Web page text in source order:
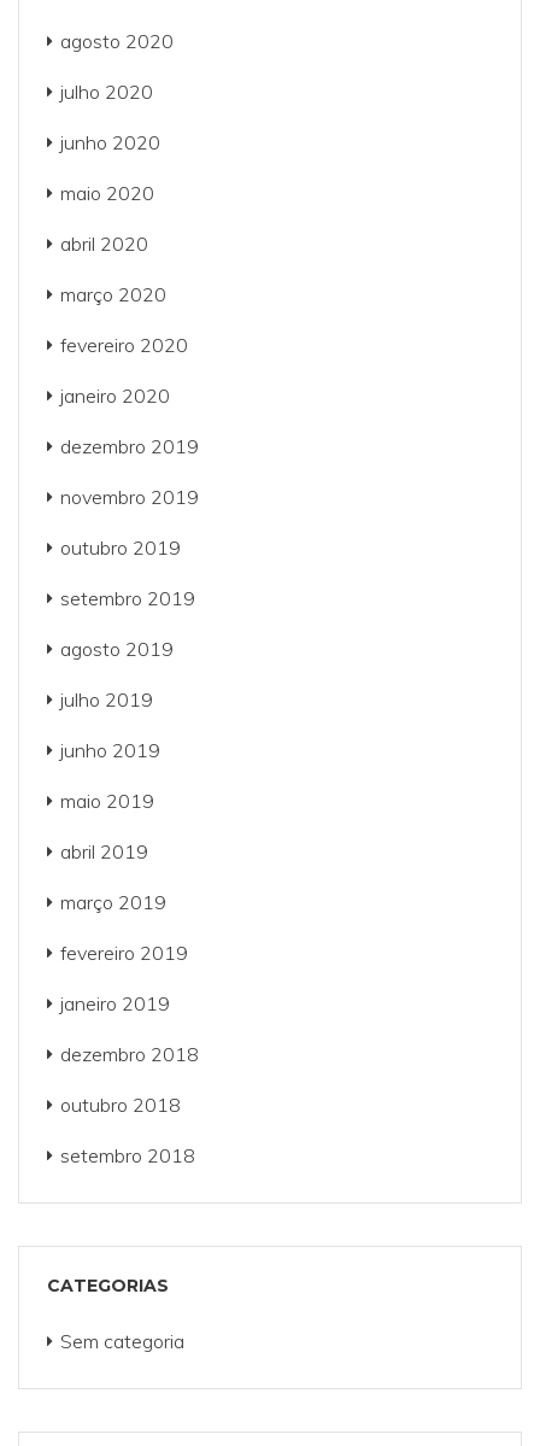
agosto 2020
julho 2020
junho 2020
maio 2020
abril 2020
março 2020
fevereiro 2020
janeiro 2020
dezembro 2019
novembro 2019
outubro 2019
setembro 2019
agosto 2019
julho 2019
junho 2019
maio 2019
abril 2019
março 2019
fevereiro 2019
janeiro 2019
dezembro 2018
outubro 2018
setembro 2018
CATEGORIAS
Sem categoria